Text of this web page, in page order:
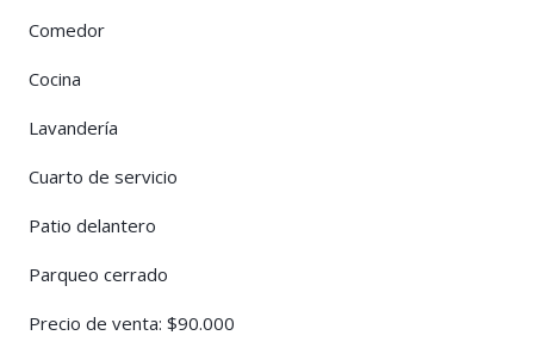
Comedor
Cocina
Lavandería
Cuarto de servicio
Patio delantero
Parqueo cerrado
Precio de venta: $90.000